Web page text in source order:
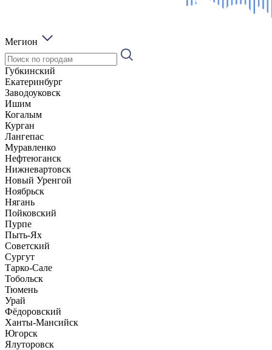
Мегион
Губкинский
Екатеринбург
Заводоуковск
Ишим
Когалым
Курган
Лангепас
Муравленко
Нефтеюганск
Нижневартовск
Новый Уренгой
Ноябрьск
Нягань
Пойковский
Пурпе
Пыть-Ях
Советский
Сургут
Тарко-Сале
Тобольск
Тюмень
Урай
Фёдоровский
Ханты-Мансийск
Югорск
Ялуторовск